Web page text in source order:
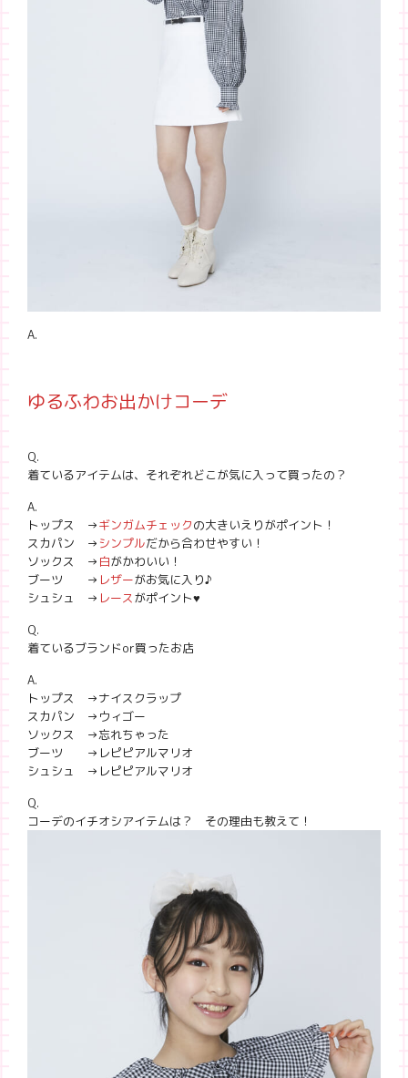
A.
ゆるふわお出かけコーデ
Q.
着ているアイテムは、それぞれどこが気に入って買ったの？
A.
トップス →ギンガムチェックの大きいえりがポイント！
スカパン → シンプルだから合わせやすい！
ソックス → 白がかわいい！
ブーツ → レザーがお気に入り♪
シュシュ → レースがポイント♥
Q.
着ているブランドor買ったお店
A.
トップス →ナイスクラップ
スカパン →ウィゴー
ソックス →忘れちゃった
ブーツ →レピピアルマリオ
シュシュ →レピピアルマリオ
Q.
コーデのイチオシアイテムは？ その理由も教えて！